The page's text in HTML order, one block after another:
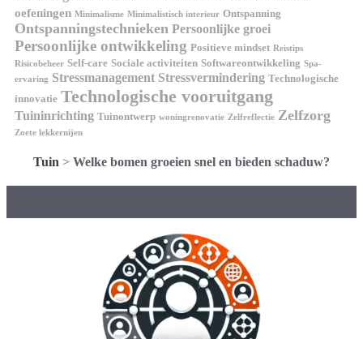
oefeningen Minimalisme Minimalistisch interieur Ontspanning
Ontspanningstechnieken Persoonlijke groei
Persoonlijke ontwikkeling Positieve mindset Reistips
Risicobeheer Self-care Sociale activiteiten Softwareontwikkeling Spa-
ervaring Stressmanagement Stressvermindering Technologische
innovatie Technologische vooruitgang
Tuininrichting Tuinontwerp woningrenovatie Zelfreflectie Zelfzorg
Zoete lekkernijen
Tuin > Welke bomen groeien snel en bieden schaduw?